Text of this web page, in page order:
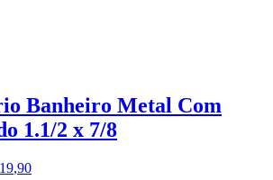
Banheiro Metal Com
1.1/2 x 7/8
,90